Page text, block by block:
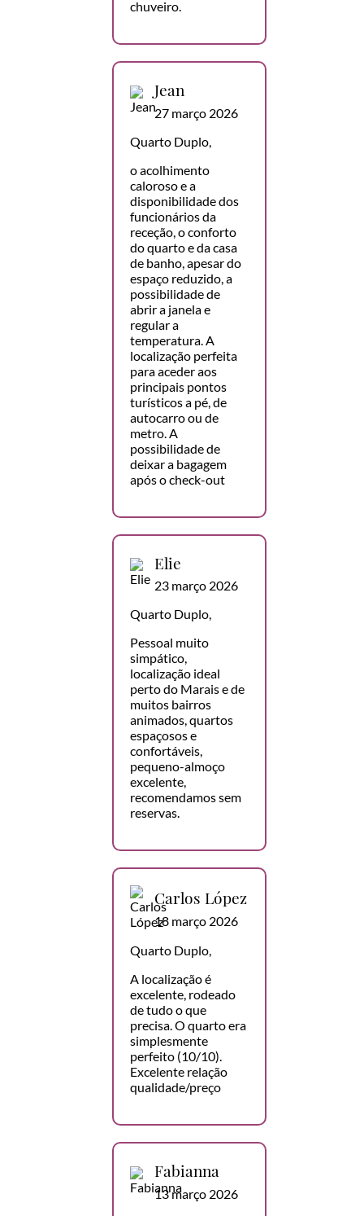
chuveiro.
Jean
27 março 2026
Quarto Duplo,
o acolhimento
caloroso e a
disponibilidade dos
funcionários da
receção, o conforto
do quarto e da casa
de banho, apesar do
espaço reduzido, a
possibilidade de
abrir a janela e
regular a
temperatura. A
localização perfeita
para aceder aos
principais pontos
turísticos a pé, de
autocarro ou de
metro. A
possibilidade de
deixar a bagagem
após o check-out
Elie
23 março 2026
Quarto Duplo,
Pessoal muito
simpático,
localização ideal
perto do Marais e de
muitos bairros
animados, quartos
espaçosos e
confortáveis,
pequeno-almoço
excelente,
recomendamos sem
reservas.
Carlos López
18 março 2026
Quarto Duplo,
A localização é
excelente, rodeado
de tudo o que
precisa. O quarto era
simplesmente
perfeito (10/10).
Excelente relação
qualidade/preço
Fabianna
13 março 2026